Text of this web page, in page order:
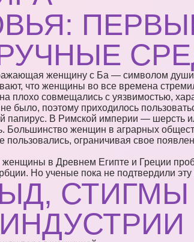
что женщины во все времена
плохо совмещались с уязвимостью,
поэтому приходилось
папирус. В Римской империи — шерсть
Большинство женщин в аграрных
ограничивая свое
в Древнем Египте и Греции
Но ученые пока не подтвердили
СТИГМЫ